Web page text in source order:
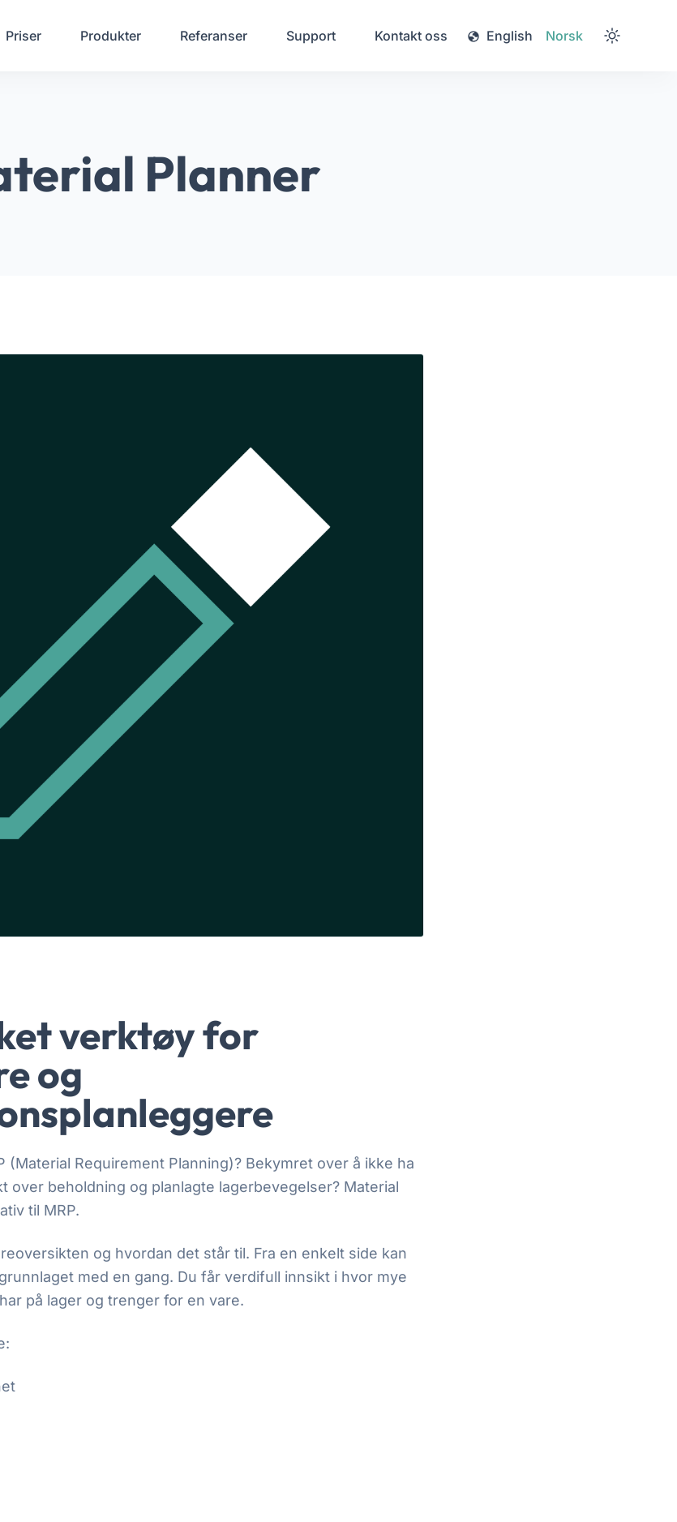
Priser Produkter Referanser Support Kontakt oss English Norsk
Planner
verktøy for
og
(Material Requirement Planning)? Bekymret over å ikke ha
over beholdning og planlagte lagerbevegelser? Material
til MRP.
og hvordan det står til. Fra en enkelt side kan
med en gang. Du får verdifull innsikt i hvor mye
på lager og trenger for en vare.